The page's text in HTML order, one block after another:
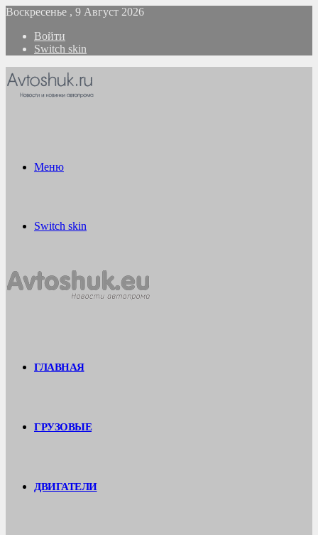
Воскресенье , 9 Август 2026
Войти
Switch skin
Меню
Switch skin
ГЛАВНАЯ
ГРУЗОВЫЕ
ДВИГАТЕЛИ